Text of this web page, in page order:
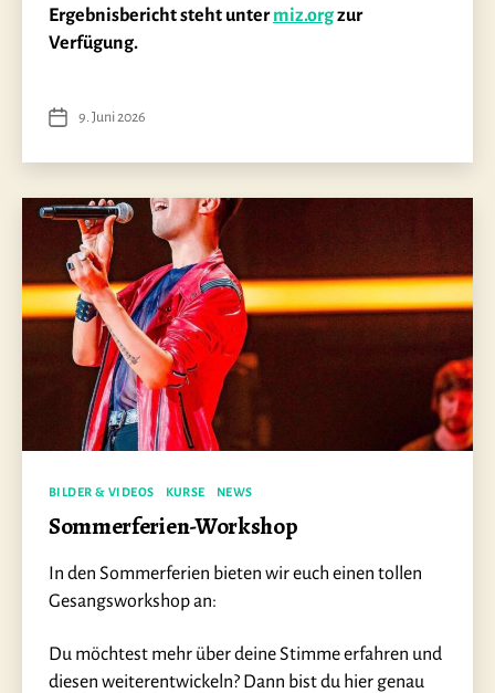
Ergebnisbericht steht untermiz.orgzur
Verfügung.
Veröffentlichungsdatum
9. Juni 2026
Kategorien
BILDER & VIDEOS KURSE NEWS
Sommerferien-Workshop
In den Sommerferien bieten wir euch einen tollen
Gesangsworkshop an:
Du möchtest mehr über deine Stimme erfahren und
diesen weiterentwickeln? Dann bist du hier genau